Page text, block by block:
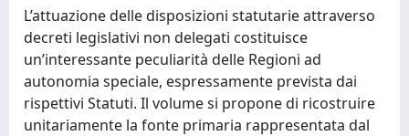
L’attuazione delle disposizioni statutarie attraverso
decreti legislativi non delegati costituisce
un’interessante peculiarità delle Regioni ad
autonomia speciale, espressamente prevista dai
rispettivi Statuti. Il volume si propone di ricostruire
unitariamente la fonte primaria rappresentata dal